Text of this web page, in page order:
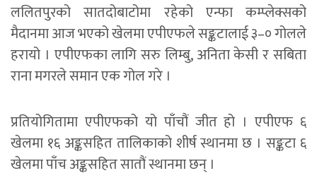
ललितपुरको सातदोबाटोमा रहेको एन्फा कम्प्लेक्सको
मैदानमा आज भएको खेलमा एपीएफले सङ्कटालाई ३–० गोलले
हरायो । एपीएफका लागि सरु लिम्बु, अनिता केसी र सबिता
राना मगरले समान एक गोल गरे ।
प्रतियोगितामा एपीएफको यो पाँचौं जीत हो । एपीएफ ६
खेलमा १६ अङ्कसहित तालिकाको शीर्ष स्थानमा छ । सङ्कटा ६
खेलमा पाँच अङ्कसहित सातौं स्थानमा छन् ।